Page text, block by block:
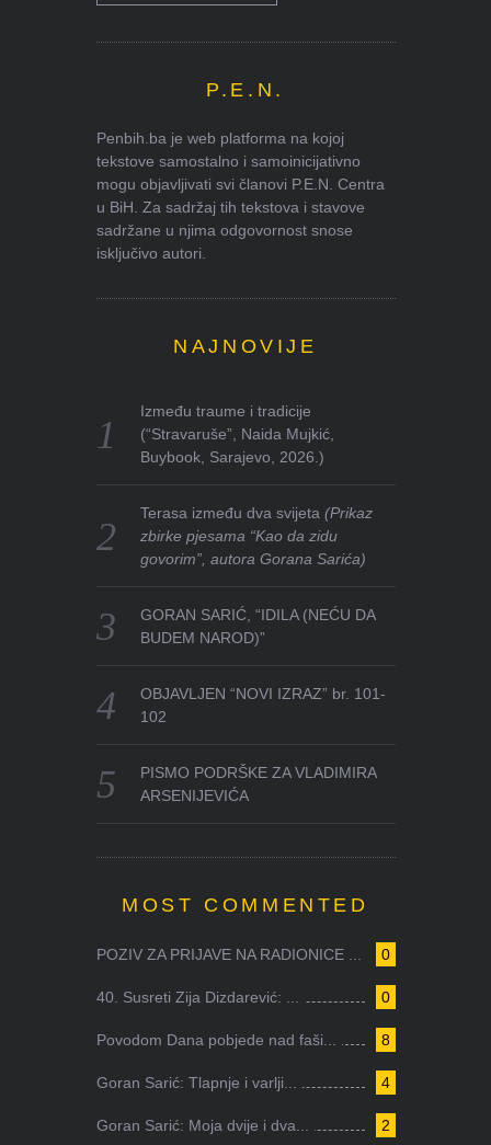
P.E.N.
Penbih.ba je web platforma na kojoj
tekstove samostalno i samoinicijativno
mogu objavljivati svi članovi P.E.N. Centra
u BiH. Za sadržaj tih tekstova i stavove
sadržane u njima odgovornost snose
isključivo autori.
NAJNOVIJE
Između traume i tradicije
(“Stravaruše”, Naida Mujkić,
Buybook, Sarajevo, 2026.)
Terasa između dva svijeta(Prikaz
zbirke pjesama “Kao da zidu
govorim”, autora Gorana Sarića)
GORAN SARIĆ, “IDILA (NEĆU DA
BUDEM NAROD)”
OBJAVLJEN “NOVI IZRAZ” br. 101-
102
PISMO PODRŠKE ZA VLADIMIRA
ARSENIJEVIĆA
MOST COMMENTED
0
POZIV ZA PRIJAVE NA RADIONICE ...
0
40. Susreti Zija Dizdarević: ...
8
Povodom Dana pobjede nad faši...
4
Goran Sarić: Tlapnje i varlji...
2
Goran Sarić: Moja dvije i dva...